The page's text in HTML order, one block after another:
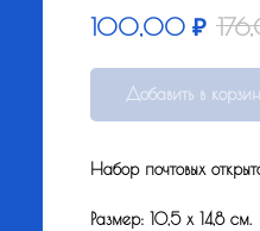
100,00 ₽
Добавить в
Набор почтовых
Размер: 10,5 x 14,8 см.